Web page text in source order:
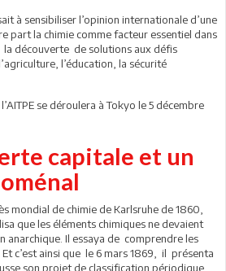
à sensibiliser l’opinion internationale d’une
part la chimie comme facteur essentiel dans
découverte de solutions aux défis
l’éducation, la sécurité
se déroulera à Tokyo le 5 décembre
capitale et un
mondial de chimie de Karlsruhe de 1860,
que les éléments chimiques ne devaient
anarchique. Il essaya de comprendre les
c’est ainsi que le 6 mars 1869, il présenta
son projet de classification périodique